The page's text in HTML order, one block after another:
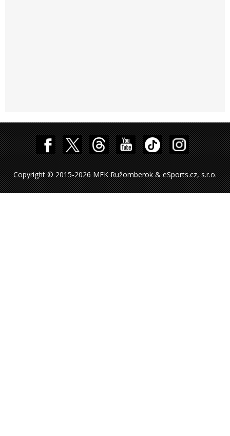
Copyright © 2015-2026 MFK Ružomberok & eSports.cz, s.r.o.